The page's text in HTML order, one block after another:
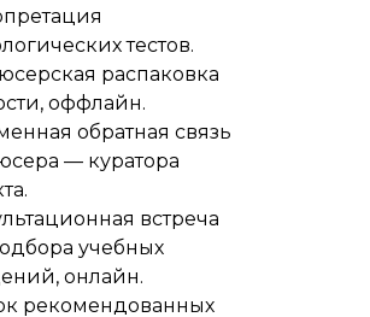
тестов.
распаковка
оффлайн.
обратная связь
— куратора
встреча
учебных
онлайн.
рекомендованных